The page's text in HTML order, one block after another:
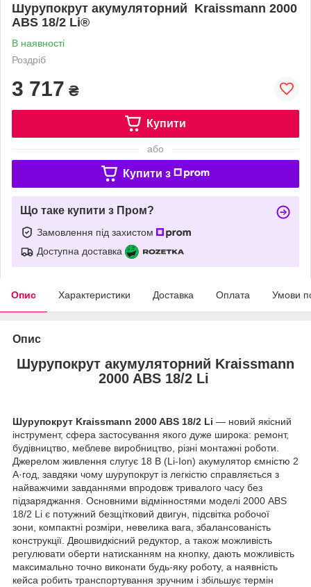
Шурупокрут акумуляторний Kraissmann 2000
ABS 18/2 Li®
В наявності
Роздріб
3 717 ₴
Купити
або
Купити з
Що таке купити з Пром?
Замовлення під захистом
Доступна доставка
Опис Характеристики Доставка Оплата Умови
Опис
Шурупокрут акумуляторний Kraissmann
2000 ABS 18/2 Li
Шурупокрут Kraissmann 2000 ABS 18/2 Li — новий якісний
інструмент, сфера застосування якого дуже широка: ремонт,
будівництво, меблеве виробництво, різні монтажні роботи.
Джерелом живлення слугує 18 В (Li-Ion) акумулятор ємністю 2
А·год, завдяки чому шурупокрут із легкістю справляється з
найважчими завданнями впродовж тривалого часу без
підзаряджання. Основними відмінностями моделі 2000 ABS
18/2 Li є потужний безщітковий двигун, підсвітка робочої
зони, компактні розміри, невелика вага, збалансованість
конструкції. Двошвидкісний редуктор, а також можливість
регулювати оберти натисканням на кнопку, дають можливість
максимально точно виконати будь-яку роботу, а наявність
кейса робить транспортування зручним і збільшує термін